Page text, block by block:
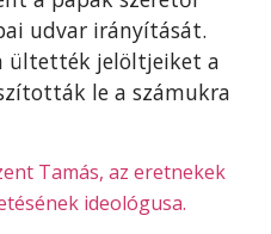
udvar irányítását.
ültették jelöltjeiket a
le a számukra
Tamás, az eretnekek
ideológusa.